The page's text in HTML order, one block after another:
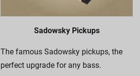
Sadowsky Pickups
The famous Sadowsky pickups, the
perfect upgrade for any bass.